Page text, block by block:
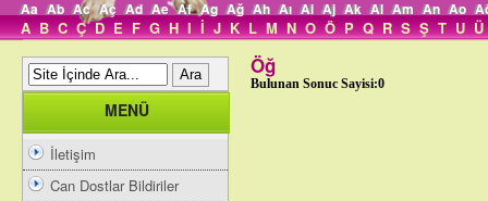
Aa Ab Ac Aç Ad Ae Af Ag Ağ Ah Aı Ai Aj Ak Al Am An Ao
A B C Ç D E F G H I İ J K L M N O Ö P Q R S Ş T U Ü
MENÜ
İletişim
Can Dostlar Bildiriler
Öğ
Bulunan Sonuc Sayisi:0